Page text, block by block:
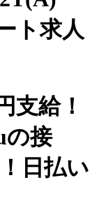
ト求人
支給！
の接
日払い